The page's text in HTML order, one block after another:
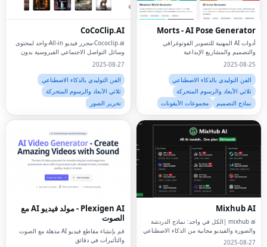
Morts - AI Pose Generator
أدوات AI المهنية للتصوير الفوتوغرافي
والتصميم والمشاريع الإبداعية
2025-08-25
الفن التوليدي بالذكاء الاصطناعي
ثلاثي الأبعاد والرسوم المتحركة
نماذج التصميم
مجموعات الأيقونات
CoCoClip.AI
Cococlip.ai-محرر فيديو All-in-واحد لمحتوى
وسائل التواصل الاجتماعي الفيروسية بدون
جهد
2025-08-27
الفن التوليدي بالذكاء الاصطناعي
ثلاثي الأبعاد والرسوم المتحركة
تحرير الصور
Mixhub AI
mixhub ai |الكل في واحد: نماذج الدردشة
والصورة والفيديو مجانية من الذكاء الاصطناعي
2025-08-27
Plexigen AI - مولد فيديو AI مع
الصوت
قم بإنشاء مقاطع فيديو AI مذهلة مع الصوت
والتأثيرات في دقائق